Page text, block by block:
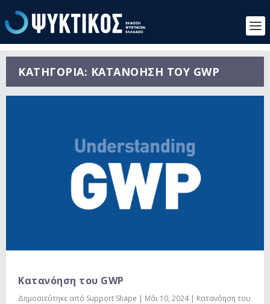
ΚΑΤΗΓΟΡΊΑ: ΚΑΤΑΝΌΗΣΗ ΤΟΥ GWP
Κατανόηση του GWP
Δημοσιεύτηκε από Support Shape | Μάι 10, 2024| Κατανόηση του